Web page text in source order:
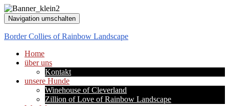
Navigation umschalten
Border Collies of Rainbow Landscape
Home
über uns
Kontakt
unsere Hunde
Winehouse of Cleverland
Zillion of Love of Rainbow Landscape